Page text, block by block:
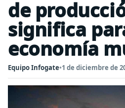
de
significa
economía
Equipo Infogate•1 de diciembre de